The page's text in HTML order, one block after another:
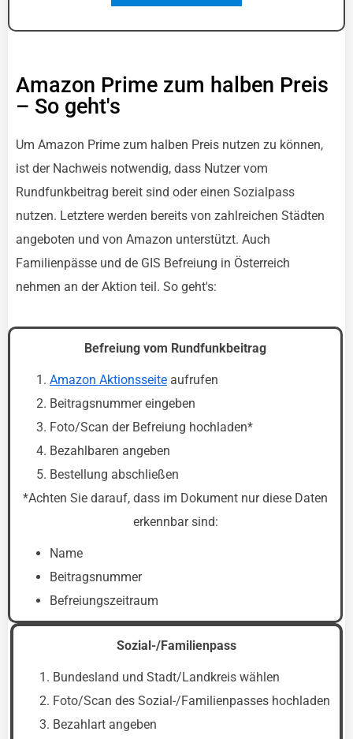
Amazon Prime zum halben Preis
– So geht's
Um Amazon Prime zum halben Preis nutzen zu können,
ist der Nachweis notwendig, dass Nutzer vom
Rundfunkbeitrag bereit sind oder einen Sozialpass
nutzen. Letztere werden bereits von zahlreichen Städten
angeboten und von Amazon unterstützt. Auch
Familienpässe und de GIS Befreiung in Österreich
nehmen an der Aktion teil. So geht's:
Befreiung vom Rundfunkbeitrag
Amazon Aktionsseite aufrufen
Beitragsnummer eingeben
Foto/Scan der Befreiung hochladen*
Bezahlbaren angeben
Bestellung abschließen
*Achten Sie darauf, dass im Dokument nur diese Daten
erkennbar sind:
Name
Beitragsnummer
Befreiungszeitraum
Sozial-/Familienpass
Bundesland und Stadt/Landkreis wählen
Foto/Scan des Sozial-/Familienpasses hochladen
Bezahlart angeben